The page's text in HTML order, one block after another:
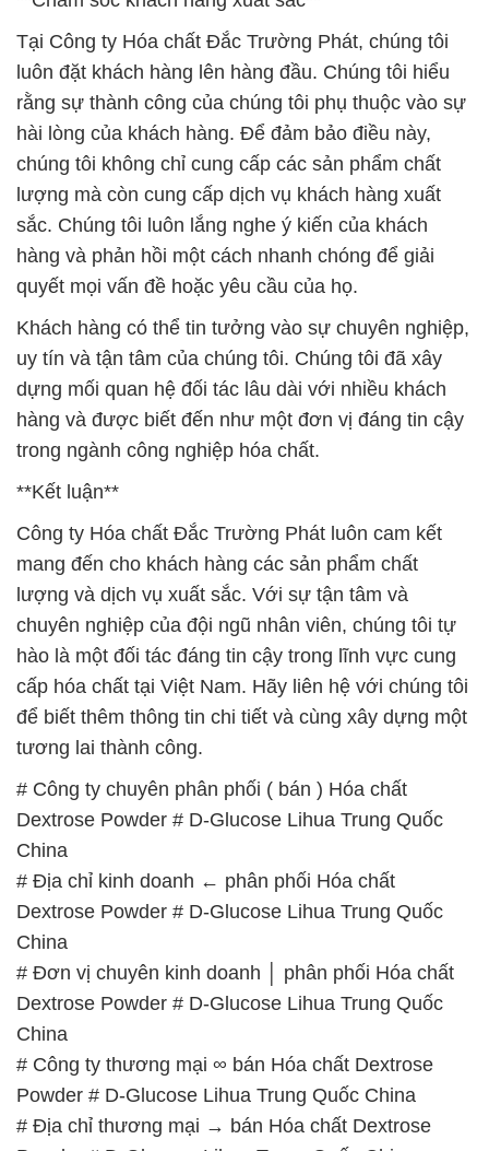
quyết mọi vấn đề hoặc yêu cầu của họ.
Khách hàng có thể tin tưởng vào sự chuyên nghiệp,
uy tín và tận tâm của chúng tôi. Chúng tôi đã xây
dựng mối quan hệ đối tác lâu dài với nhiều khách
hàng và được biết đến như một đơn vị đáng tin cậy
trong ngành công nghiệp hóa chất.
**Kết luận**
Công ty Hóa chất Đắc Trường Phát luôn cam kết
mang đến cho khách hàng các sản phẩm chất
lượng và dịch vụ xuất sắc. Với sự tận tâm và
chuyên nghiệp của đội ngũ nhân viên, chúng tôi tự
hào là một đối tác đáng tin cậy trong lĩnh vực cung
cấp hóa chất tại Việt Nam. Hãy liên hệ với chúng tôi
để biết thêm thông tin chi tiết và cùng xây dựng một
tương lai thành công.
# Công ty chuyên phân phối ( bán ) Hóa chất
Dextrose Powder # D-Glucose Lihua Trung Quốc
China
# Địa chỉ kinh doanh ← phân phối Hóa chất
Dextrose Powder # D-Glucose Lihua Trung Quốc
China
# Đơn vị chuyên kinh doanh │ phân phối Hóa chất
Dextrose Powder # D-Glucose Lihua Trung Quốc
China
# Công ty thương mại ∞ bán Hóa chất Dextrose
Powder # D-Glucose Lihua Trung Quốc China
# Địa chỉ thương mại → bán Hóa chất Dextrose
Powder # D-Glucose Lihua Trung Quốc China
# Địa chỉ chuyên kinh doanh ¶ phân phối Hóa chất
Dextrose Powder # D-Glucose Lihua Trung Quốc
China
# Nhà cung ứng ⌡ phân phối Hóa chất Dextrose
Powder # D-Glucose Lihua Trung Quốc China
# Công ty cung ứng ∞ phân phối Hóa chất Dextrose
Powder # D-Glucose Lihua Trung Quốc China
# Công ty kinh doanh ß cung cấp Hóa chất Dextrose